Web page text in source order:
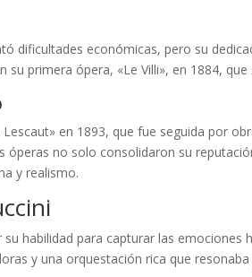
dificultades económicas, pero su
su primera ópera, «Le Villi», en 1884,
en 1893, que fue seguida por
óperas no solo consolidaron su
y realismo.
habilidad para capturar las emociones
y una orquestación rica que